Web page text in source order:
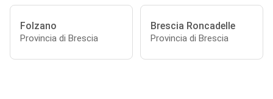
Folzano
Provincia di Brescia
Brescia Roncadelle
Provincia di Brescia